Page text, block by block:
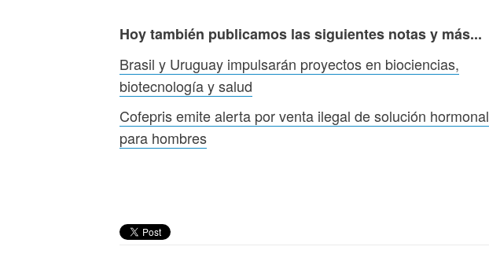
Hoy también publicamos las siguientes notas y más...
Brasil y Uruguay impulsarán proyectos en biociencias,
biotecnología y salud
Cofepris emite alerta por venta ilegal de solución hormonal
para hombres